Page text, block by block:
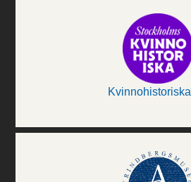
Kvinnohistoriska